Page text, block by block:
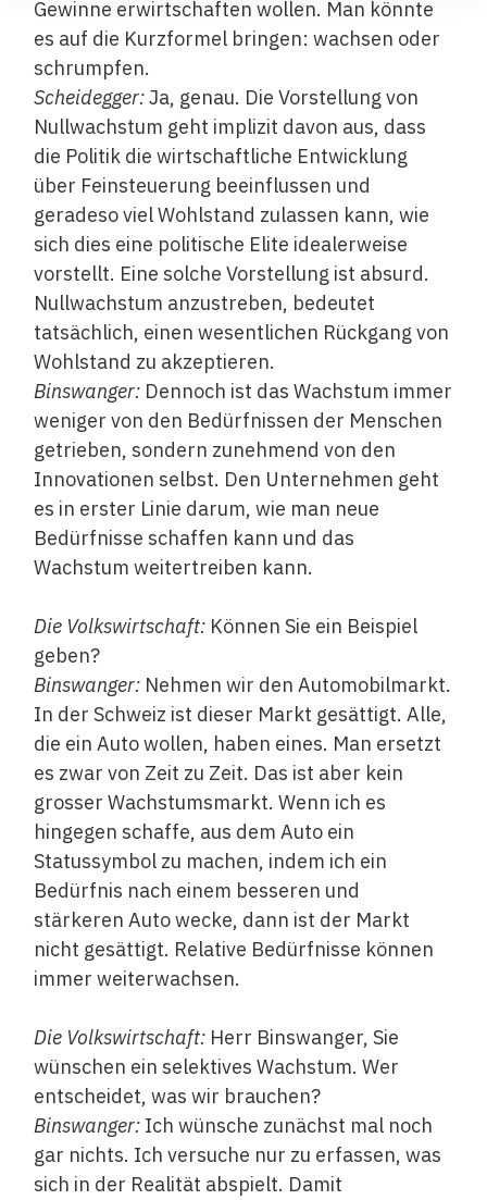
Gewinne erwirtschaften wollen. Man könnte
es auf die Kurzformel bringen: wachsen oder
schrumpfen.
Scheidegger:Ja, genau. Die Vorstellung von
Nullwachstum geht implizit davon aus, dass
die Politik die wirtschaftliche Entwicklung
über Feinsteuerung beeinflussen und
geradeso viel Wohlstand zulassen kann, wie
sich dies eine politische Elite idealerweise
vorstellt. Eine solche Vorstellung ist absurd.
Nullwachstum anzustreben, bedeutet
tatsächlich, einen wesentlichen Rückgang von
Wohlstand zu akzeptieren.
Binswanger:Dennoch ist das Wachstum immer
weniger von den Bedürfnissen der Menschen
getrieben, sondern zunehmend von den
Innovationen selbst. Den Unternehmen geht
es in erster Linie darum, wie man neue
Bedürfnisse schaffen kann und das
Wachstum weitertreiben kann.
Die Volkswirtschaft:Können Sie ein Beispiel
geben?
Binswanger:Nehmen wir den Automobilmarkt.
In der Schweiz ist dieser Markt gesättigt. Alle,
die ein Auto wollen, haben eines. Man ersetzt
es zwar von Zeit zu Zeit. Das ist aber kein
grosser Wachstumsmarkt. Wenn ich es
hingegen schaffe, aus dem Auto ein
Statussymbol zu machen, indem ich ein
Bedürfnis nach einem besseren und
stärkeren Auto wecke, dann ist der Markt
nicht gesättigt. Relative Bedürfnisse können
immer weiterwachsen.
Die Volkswirtschaft:Herr Binswanger, Sie
wünschen ein selektives Wachstum. Wer
entscheidet, was wir brauchen?
Binswanger:Ich wünsche zunächst mal noch
gar nichts. Ich versuche nur zu erfassen, was
sich in der Realität abspielt. Damit